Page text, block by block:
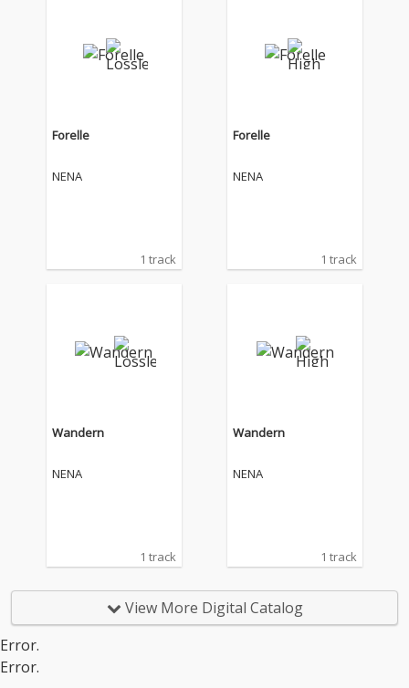
Forelle
NENA
1 track
Forelle
NENA
1 track
Wandern
NENA
1 track
Wandern
NENA
1 track
View More Digital Catalog
Error.
Error.